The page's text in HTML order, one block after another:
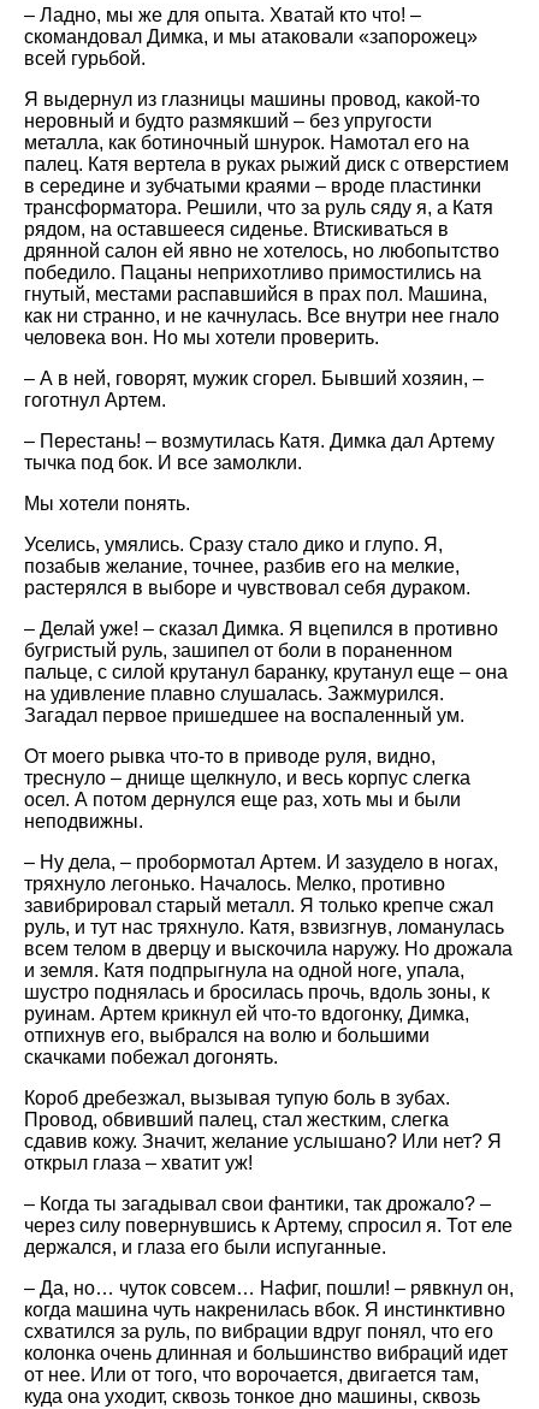
– Ладно, мы же для опыта. Хватай кто что! –
скомандовал Димка, и мы атаковали «запорожец»
всей гурьбой.
Я выдернул из глазницы машины провод, какой-то
неровный и будто размякший – без упругости
металла, как ботиночный шнурок. Намотал его на
палец. Катя вертела в руках рыжий диск с отверстием
в середине и зубчатыми краями – вроде пластинки
трансформатора. Решили, что за руль сяду я, а Катя
рядом, на оставшееся сиденье. Втискиваться в
дрянной салон ей явно не хотелось, но любопытство
победило. Пацаны неприхотливо примостились на
гнутый, местами распавшийся в прах пол. Машина,
как ни странно, и не качнулась. Все внутри нее гнало
человека вон. Но мы хотели проверить.
– А в ней, говорят, мужик сгорел. Бывший хозяин, –
гоготнул Артем.
– Перестань! – возмутилась Катя. Димка дал Артему
тычка под бок. И все замолкли.
Мы хотели понять.
Уселись, умялись. Сразу стало дико и глупо. Я,
позабыв желание, точнее, разбив его на мелкие,
растерялся в выборе и чувствовал себя дураком.
– Делай уже! – сказал Димка. Я вцепился в противно
бугристый руль, зашипел от боли в пораненном
пальце, с силой крутанул баранку, крутанул еще – она
на удивление плавно слушалась. Зажмурился.
Загадал первое пришедшее на воспаленный ум.
От моего рывка что-то в приводе руля, видно,
треснуло – днище щелкнуло, и весь корпус слегка
осел. А потом дернулся еще раз, хоть мы и были
неподвижны.
– Ну дела, – пробормотал Артем. И зазудело в ногах,
тряхнуло легонько. Началось. Мелко, противно
завибрировал старый металл. Я только крепче сжал
руль, и тут нас тряхнуло. Катя, взвизгнув, ломанулась
всем телом в дверцу и выскочила наружу. Но дрожала
и земля. Катя подпрыгнула на одной ноге, упала,
шустро поднялась и бросилась прочь, вдоль зоны, к
руинам. Артем крикнул ей что-то вдогонку, Димка,
отпихнув его, выбрался на волю и большими
скачками побежал догонять.
Короб дребезжал, вызывая тупую боль в зубах.
Провод, обвивший палец, стал жестким, слегка
сдавив кожу. Значит, желание услышано? Или нет? Я
открыл глаза – хватит уж!
– Когда ты загадывал свои фантики, так дрожало? –
через силу повернувшись к Артему, спросил я. Тот еле
держался, и глаза его были испуганные.
– Да, но… чуток совсем… Нафиг, пошли! – рявкнул он,
когда машина чуть накренилась вбок. Я инстинктивно
схватился за руль, по вибрации вдруг понял, что его
колонка очень длинная и большинство вибраций идет
от нее. Или от того, что ворочается, двигается там,
куда она уходит, сквозь тонкое дно машины, сквозь